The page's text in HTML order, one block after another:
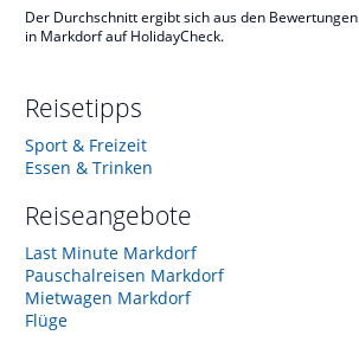
Der Durchschnitt ergibt sich aus den
in Markdorf auf HolidayCheck.
Reisetipps
Sport & Freizeit
Essen & Trinken
Reiseangebote
Last Minute Markdorf
Pauschalreisen Markdorf
Mietwagen Markdorf
Flüge